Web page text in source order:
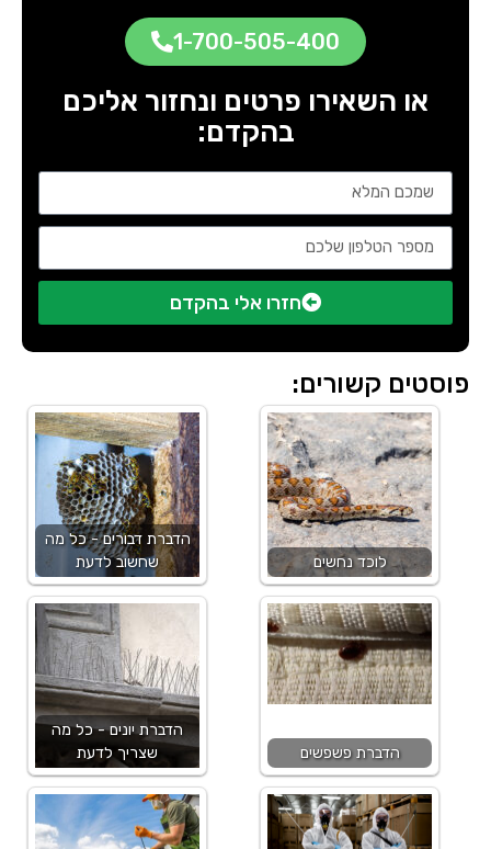
1-700-505-400
או השאירו פרטים ונחזור אליכם
בהקדם:
חזרו אלי בהקדם
פוסטים קשורים:
לוכד נחשים
הדברת פשפשים
הדברת דבורים - כל מה
שחשוב לדעת
הדברת יונים - כל מה
שצריך לדעת